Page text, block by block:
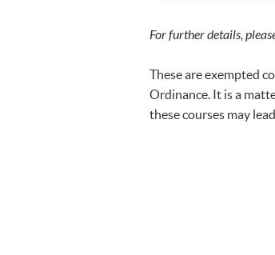
For further details,
These are exempted
Ordinance. It is a
these courses may lead